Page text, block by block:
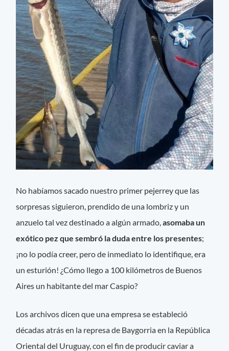
No habíamos sacado nuestro primer pejerrey que las
sorpresas siguieron, prendido de una lombriz y un
anzuelo tal vez destinado a algún armado,asomaba un
exótico pez que sembró la duda entre los presentes;
¡no lo podía creer, pero de inmediato lo identifique, era
un esturión! ¿Cómo llego a 100 kilómetros de Buenos
Aires un habitante del mar Caspio?
Los archivos dicen que una empresa se estableció
décadas atrás en la represa de Baygorria en la República
Oriental del Uruguay, con el fin de producir caviar a